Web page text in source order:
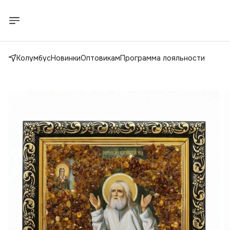
КолумбусНовинкиОптовикамПрограмма лояльности